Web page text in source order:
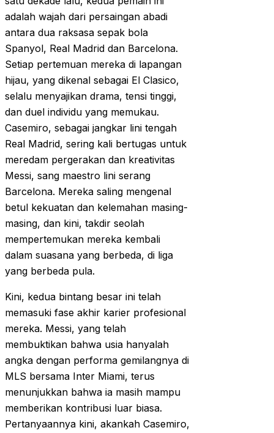
adalah wajah dari persaingan abadi
antara dua raksasa sepak bola
Spanyol, Real Madrid dan Barcelona.
Setiap pertemuan mereka di lapangan
hijau, yang dikenal sebagai El Clasico,
selalu menyajikan drama, tensi tinggi,
dan duel individu yang memukau.
Casemiro, sebagai jangkar lini tengah
Real Madrid, sering kali bertugas untuk
meredam pergerakan dan kreativitas
Messi, sang maestro lini serang
Barcelona. Mereka saling mengenal
betul kekuatan dan kelemahan masing-
masing, dan kini, takdir seolah
mempertemukan mereka kembali
dalam suasana yang berbeda, di liga
yang berbeda pula.
Kini, kedua bintang besar ini telah
memasuki fase akhir karier profesional
mereka. Messi, yang telah
membuktikan bahwa usia hanyalah
angka dengan performa gemilangnya di
MLS bersama Inter Miami, terus
menunjukkan bahwa ia masih mampu
memberikan kontribusi luar biasa.
Pertanyaannya kini, akankah Casemiro,